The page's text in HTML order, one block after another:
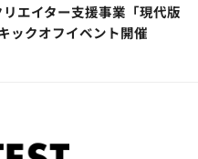
エイター支援事業「現代版
ックオフイベント開催